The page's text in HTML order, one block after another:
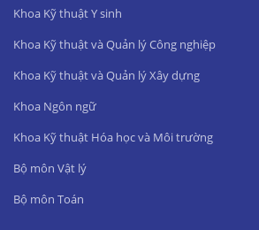
Khoa Kỹ thuật Y sinh
Khoa Kỹ thuật và Quản lý Công nghiệp
Khoa Kỹ thuật và Quản lý Xây dựng
Khoa Ngôn ngữ
Khoa Kỹ thuật Hóa học và Môi trường
Bộ môn Vật lý
Bộ môn Toán